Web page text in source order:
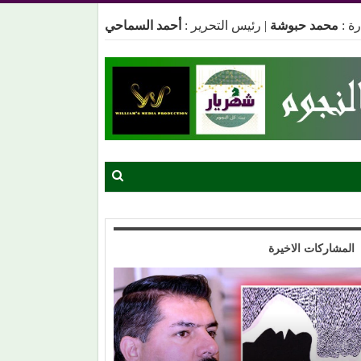
: محمد حبوشة | رئيس التحرير : أحمد السماحي
المشاركات الاخيرة